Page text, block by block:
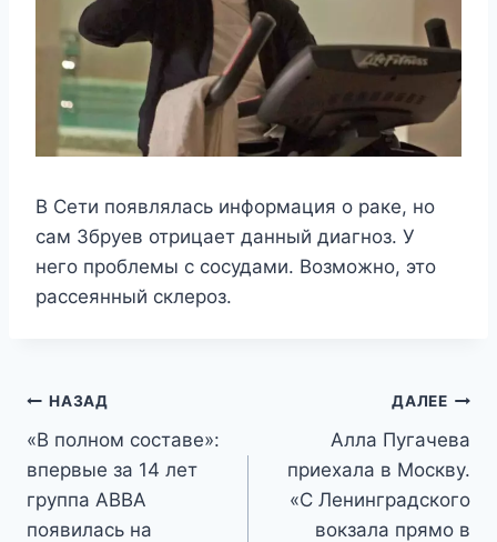
В Сети появлялась информация о раке, но
сам Збруев отрицает данный диагноз. У
него проблемы с сосудами. Возможно, это
рассеянный склероз.
Навигация
по
записям
НАЗАД
«В полном составе»:
впервые за 14 лет
группа ABBA
появилась на
ДАЛЕЕ
Алла Пугачева
приехала в Москву.
«С Ленинградского
вокзала прямо в